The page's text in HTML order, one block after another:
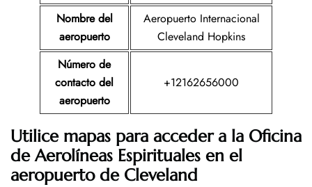
Nombre del
aeropuerto
Aeropuerto Internacional
Cleveland Hopkins
Número de
contacto del
aeropuerto
+12162656000
Utilice mapas para acceder a la Oficina
de Aerolíneas Espirituales en el
aeropuerto de Cleveland